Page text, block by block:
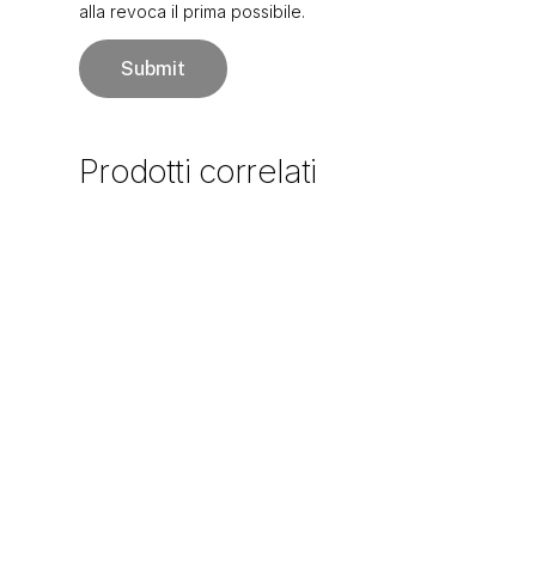
alla revoca il prima possibile.
Prodotti correlati